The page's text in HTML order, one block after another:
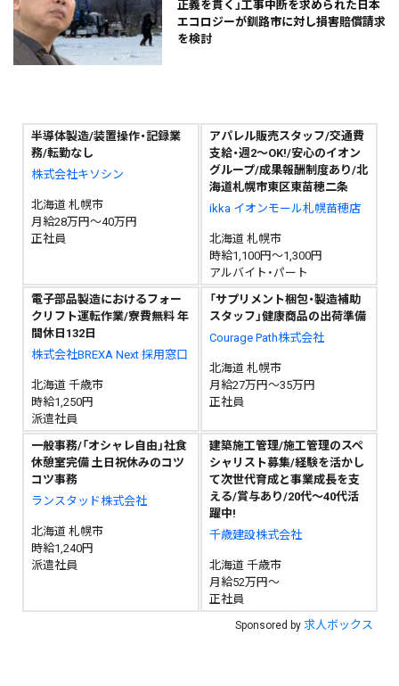
正義を貫く」工事中断を求められた日本
エコロジーが釧路市に対し損害賠償請求
を検討
半導体製造/装置操作・記録業
務/転勤なし
株式会社キソシン
北海道 札幌市
月給28万円～40万円
正社員
アパレル販売スタッフ/交通費
支給・週2〜OK!/安心のイオン
グループ/成果報酬制度あり/北
海道札幌市東区東苗穂二条
ikka イオンモール札幌苗穂店
北海道 札幌市
時給1,100円～1,300円
アルバイト・パート
電子部品製造におけるフォー
クリフト運転作業/寮費無料 年
間休日132日
株式会社BREXA Next 採用窓口
北海道 千歳市
時給1,250円
派遣社員
「サプリメント梱包・製造補助
スタッフ」健康商品の出荷準備
Courage Path株式会社
北海道 札幌市
月給27万円～35万円
正社員
一般事務/「オシャレ自由」社食
休憩室完備 土日祝休みのコツ
コツ事務
ランスタッド株式会社
北海道 札幌市
時給1,240円
派遣社員
建築施工管理/施工管理のスペ
シャリスト募集/経験を活かし
て次世代育成と事業成長を支
える/賞与あり/20代～40代活
躍中!
千歳建設株式会社
北海道 千歳市
月給52万円～
正社員
Sponsored by 求人ボックス